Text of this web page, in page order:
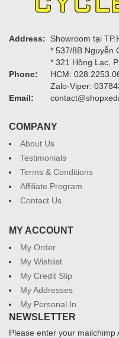
Address:
Showroom tại
* 537/8B Nguyễn
* 321 Hồng Lạc,
Phone:
HCM:
Zalo-Viper:
Email:
COMPANY
About Us
Testimonials
Terms & Conditions
Affiliate Program
Contact Us
MY ACCOUNT
My Order
My Wishlist
My Credit Slip
My Addresses
My Personal In
NEWSLETTER
Please enter your mailchimp